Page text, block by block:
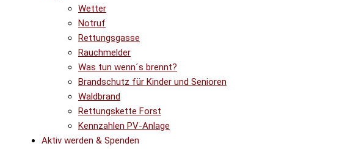
Wetter
Notruf
Rettungsgasse
Rauchmelder
Was tun wenn´s brennt?
Brandschutz für Kinder und Senioren
Waldbrand
Rettungskette Forst
Kennzahlen PV-Anlage
Aktiv werden & Spenden